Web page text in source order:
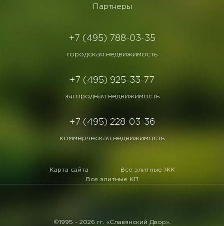
Партнеры
+7 (495) 788-03-35
городская недвижимость
+7 (495) 925-33-77
загородная недвижимость
+7 (495) 228-03-36
коммерческая недвижимость
Карта сайта
Все элитные ЖК
Все элитные КП
©1995 - 2026 гг. «Славянский Двор».